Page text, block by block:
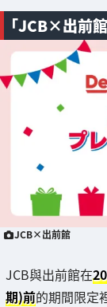
「JCB×出前
JCB×出前館
JCB與出前館在
期)前的期間限定